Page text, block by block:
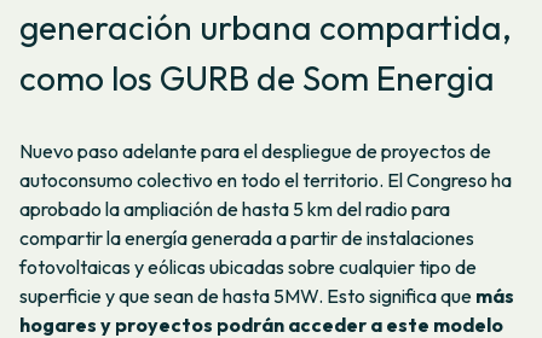
generación urbana compartida,
como los GURB de Som Energia
Nuevo paso adelante para el despliegue de proyectos de
autoconsumo colectivo en todo el territorio. El Congreso ha
aprobado la ampliación de hasta 5 km del radio para
compartir la energía generada a partir de instalaciones
fotovoltaicas y eólicas ubicadas sobre cualquier tipo de
superficie y que sean de hasta 5MW. Esto significa que más
hogares y proyectos podrán acceder a este modelo